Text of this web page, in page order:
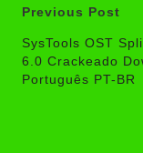
Post
Previous Post
SysTools OST
6.0 Crackeado
Português PT-BR